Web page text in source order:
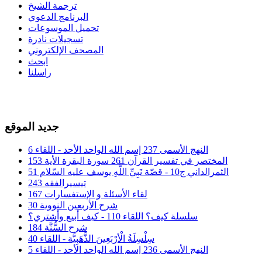
ترجمة الشيخ
البرنامج الدعوي
تحميل الموسوعات
تسجيلات نادرة
المصحف الإلكتروني
ابحث
راسلنا
جديد الموقع
النهج الأسمى 237 إسم الله الواحد الأحد - اللقاء 6
المختصر في تفسير القرآن 261 سورة البقرة الأية 153
الثمرالداني ج10 - قصّة نَبِيِّ اللَّهِ يوسف عليه السّلام 51
تيسيرالفقه 243
لقاء الأسئلة و الإستفسارات 167
شرح الأربعين النووية 30
سلسلة كيف؟ اللقاء 110 - كيف أبيع وأشتري؟
شرح السُّنَّة 184
سِلْسِلَةُ الْأرْبَعِينَ الذَّهَبِيَّة - اللقاء 40
النهج الأسمى 236 إسم الله الواحد الأحد - اللقاء 5